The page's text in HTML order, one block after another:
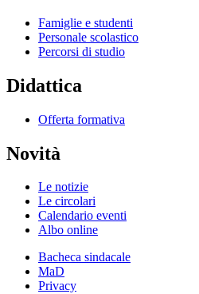
Famiglie e studenti
Personale scolastico
Percorsi di studio
Didattica
Offerta formativa
Novità
Le notizie
Le circolari
Calendario eventi
Albo online
Bacheca sindacale
MaD
Privacy